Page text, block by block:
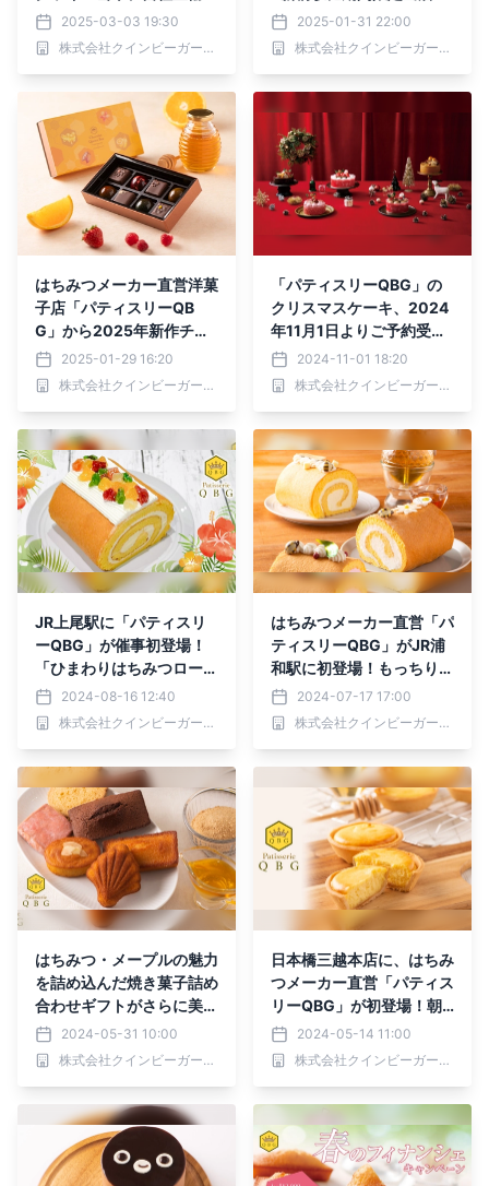
のはちみつを使ったチョコ
レートやロールケーキを販
売
2025-03-03 19:30
株式会社クインビーガーデン
バレンタインにぴったりな
チョコレートやクッキー缶
を販売
2025-01-31 22:00
株式会社クインビーガーデン
はちみつメーカー直営洋菓
子店「パティスリーQB
G」から2025年新作チョ
コレートが発売！はちみ
つ・メープルとフルーツが
織りなす彩り鮮やかなボン
2025-01-29 16:20
株式会社クインビーガーデン
「パティスリーQBG」の
クリスマスケーキ、2024
年11月1日よりご予約受付
スタート！
2024-11-01 18:20
株式会社クインビーガーデン
JR上尾駅に「パティスリ
ーQBG」が催事初登場！
「ひまわりはちみつロー
ル」夏のトロピカルver.を
限定販売【8/16(金)〜31
(土)】
2024-08-16 12:40
株式会社クインビーガーデン
はちみつメーカー直営「パ
ティスリーQBG」がJR浦
和駅に初登場！もっちり
「ひまわりはちみつロー
ル」をご賞味あれ【7/16
(火)〜31(水)】
2024-07-17 17:00
株式会社クインビーガーデン
はちみつ・メープルの魅力
を詰め込んだ焼き菓子詰め
合わせギフトがさらに美味
しくリニューアル！【パテ
ィスリーQBG／QBGレデ
ィベア】
2024-05-31 10:00
株式会社クインビーガーデン
日本橋三越本店に、はちみ
つメーカー直営「パティス
リーQBG」が初登場！朝
焼きのふわとろ「はちみつ
チーズタルト」を築地の厨
房から毎日直送【5/15
2024-05-14 11:00
株式会社クインビーガーデン